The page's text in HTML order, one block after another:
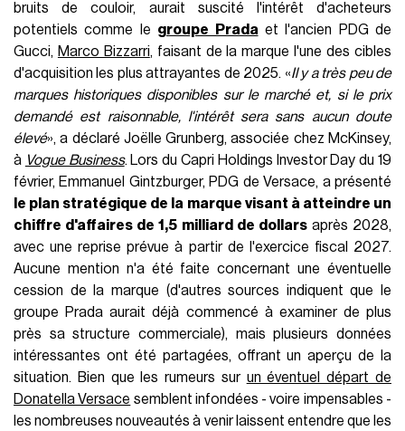
bruits de couloir, aurait suscité l'intérêt d'acheteurs
potentiels comme le groupe Prada et l'ancien PDG de
Gucci, Marco Bizzarri, faisant de la marque l'une des cibles
d'acquisition les plus attrayantes de 2025. «Il y a très peu de
marques historiques disponibles sur le marché et, si le prix
demandé est raisonnable, l'intérêt sera sans aucun doute
élevé», a déclaré Joëlle Grunberg, associée chez McKinsey,
à Vogue Business. Lors du Capri Holdings Investor Day du 19
février, Emmanuel Gintzburger, PDG de Versace, a présenté
le plan stratégique de la marque visant à atteindre un
chiffre d'affaires de 1,5 milliard de dollarsaprès 2028,
avec une reprise prévue à partir de l'exercice fiscal 2027.
Aucune mention n'a été faite concernant une éventuelle
cession de la marque (d'autres sources indiquent que le
groupe Prada aurait déjà commencé à examiner de plus
près sa structure commerciale), mais plusieurs données
intéressantes ont été partagées, offrant un aperçu de la
situation. Bien que les rumeurs sur un éventuel départ de
Donatella Versace semblent infondées - voire impensables -
les nombreuses nouveautés à venir laissent entendre que les